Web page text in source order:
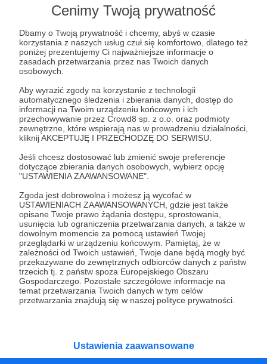
Cenimy Twoją prywatność
Dbamy o Twoją prywatność i chcemy, abyś w czasie
korzystania z naszych usług czuł się komfortowo, dlatego też
poniżej prezentujemy Ci najważniejsze informacje o
zasadach przetwarzania przez nas Twoich danych
osobowych.
Aby wyrazić zgody na korzystanie z technologii
automatycznego śledzenia i zbierania danych, dostęp do
informacji na Twoim urządzeniu końcowym i ich
przechowywanie przez Crowd8 sp. z o.o. oraz podmioty
zewnętrzne, które wspierają nas w prowadzeniu działalności,
kliknij AKCEPTUJĘ I PRZECHODZĘ DO SERWISU.
Jeśli chcesz dostosować lub zmienić swoje preferencje
dotyczące zbierania danych osobowych, wybierz opcję
"USTAWIENIA ZAAWANSOWANE".
Zgoda jest dobrowolna i możesz ją wycofać w
USTAWIENIACH ZAAWANSOWANYCH, gdzie jest także
opisane Twoje prawo żądania dostępu, sprostowania,
usunięcia lub ograniczenia przetwarzania danych, a także w
dowolnym momencie za pomocą ustawień Twojej
przeglądarki w urządzeniu końcowym. Pamiętaj, że w
zależności od Twoich ustawień, Twoje dane będą mogły być
przekazywane do zewnętrznych odbiorców danych z państw
trzecich tj. z państw spoza Europejskiego Obszaru
Gospodarczego. Pozostałe szczegółowe informacje na
temat przetwarzania Twoich danych w tym celów
przetwarzania znajdują się w naszej polityce prywatności.
Ustawienia zaawansowane
wyrażenia sprzeciwu wobec przetwarzania Twoich danych
osobowych. Rejestracja dla osób niepełnoletnich możliwa
jest po przekazaniu podpisanego formularza "Zgodna na
założenie konta przez osobę niepełnoletnią", formularz
dostępny jest na stronie regulaminu Patronite.pl.
* Zapoznałem się i akceptujęRegulaminserwisu oraz
* Wyrażam zgodę na przetwarzanie moich danych
osobowych podanych w formularzu rejestracyjnym w celu
prawidłowego świadczenia usług serwisu Patronite.
Wyrażam zgodę na otrzymywanie drogą elektroniczną
informacji handlowych - newslettera. Opcja ta może zostać
zmieniona w ustawieniach konta.